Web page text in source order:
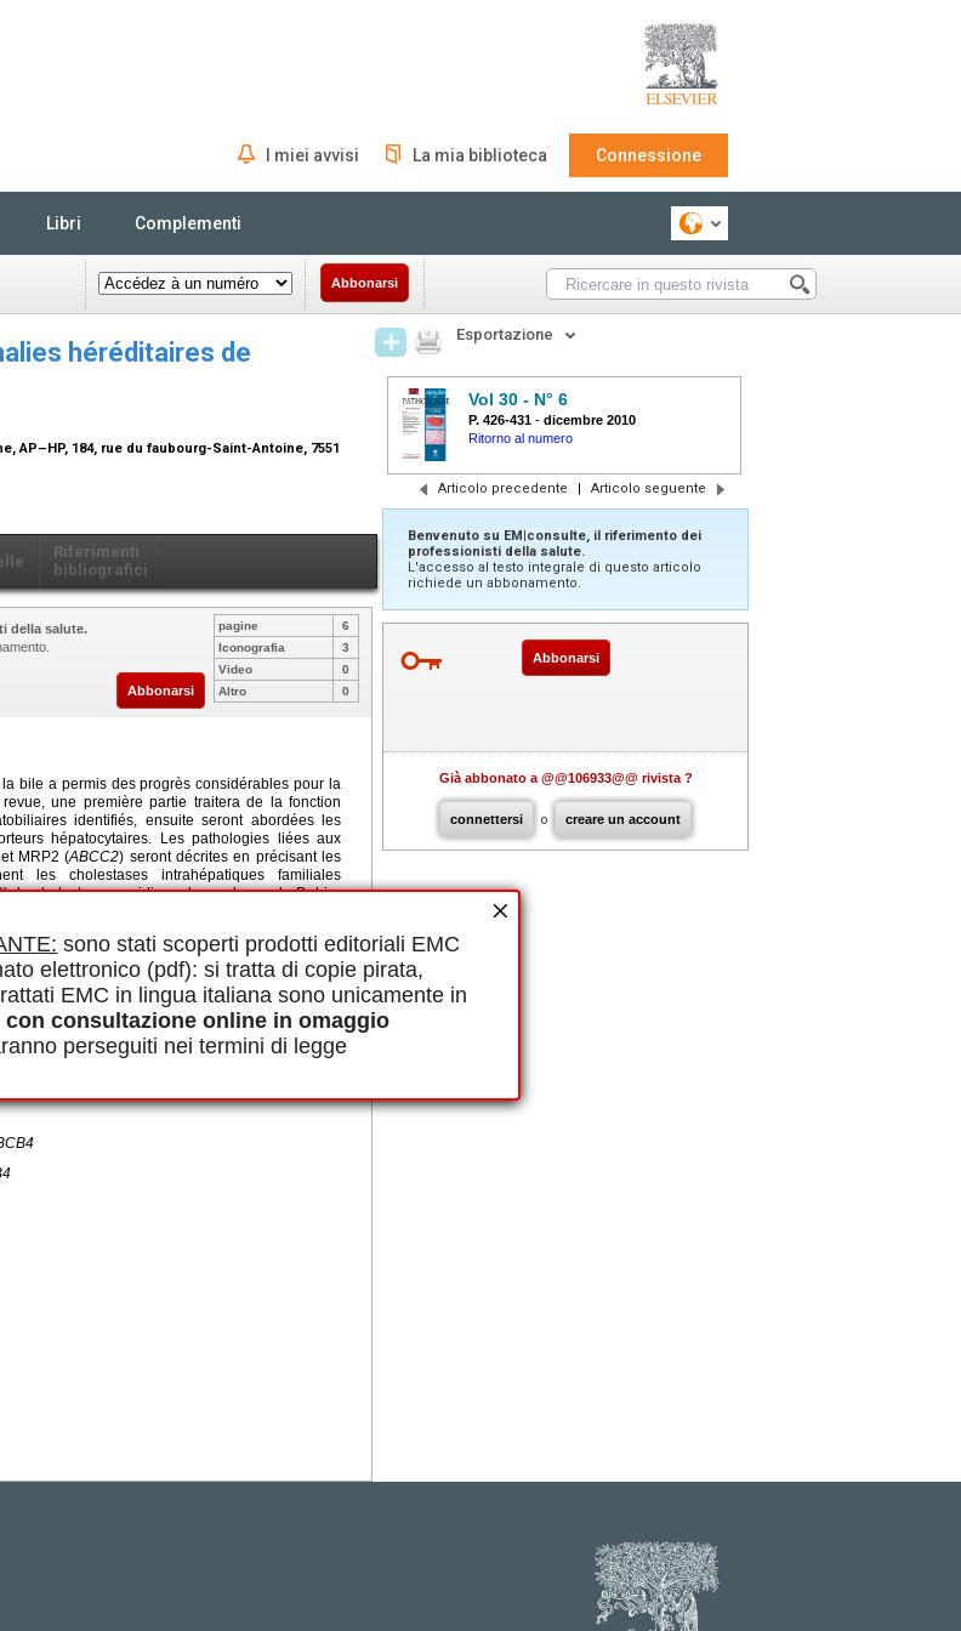
sono stati scoperti prodotti editoriali EMC
elettronico (pdf): si tratta di copie pirata,
EMC in lingua italiana sono unicamente in
consultazione online in omaggio
perseguiti nei termini di legge
I miei avvisi La mia biblioteca Connessione
Libri Complementi
Abbonarsi
héréditaires de
AP–HP, 184, rue du faubourg-Saint-Antoine, 7551
Riferimenti
bibliografici
della salute.
Abbonarsi
pagine
6
Iconografia
3
Video
0
Altro
0
bile a permis des progrès considérables pour la
une première partie traitera de la fonction
identifiés, ensuite seront abordées les
hépatocytaires. Les pathologies liées aux
MRP2 (ABCC2) seront décrites en précisant les
les cholestases intrahépatiques familiales
la cholestase gravidique, le syndrome de Dubin-
(syndrome LPAC).
of bile formation and some liver diseases. In
their function. Then, some liver diseases related
/ABCB4and MRP2/ABCC2) will be described
familial intrahepatic cholestasis (PFIC),
of pregnancy, Dubin-Johnson’s syndrome
Esportazione
Vol 30 - N° 6
P. 426-431 - dicembre 2010
Ritorno al numero
Articolo precedente | Articolo seguente
Benvenuto su EM|consulte, il riferimento dei
professionisti della salute.
L'accesso al testo integrale di questo articolo
richiede un abbonamento.
Abbonarsi
Già abbonato a @@106933@@ rivista ?
connettersi o creare un account